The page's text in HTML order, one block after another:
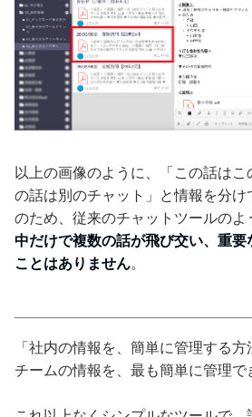
以上の画像のように、「この話はこ
の話は別のチャット」と情報を分け
のため、従来のチャットツールのよ
中だけで複数の話が飛び交い、重要
ことはありません。
「社内の情報を、簡単に管理する方
チームの情報を、最も簡単に管理で